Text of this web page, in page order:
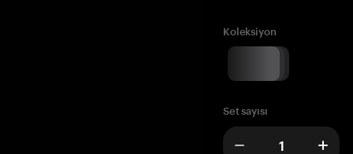
Koleksiyon
Set sayısı